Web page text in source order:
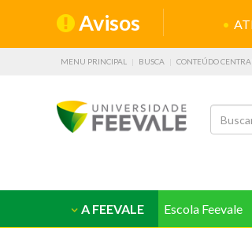
Avisos
MENU PRINCIPAL BUSCA CONTEÚDO CENTRAL
A FEEVALE Escola Feevale